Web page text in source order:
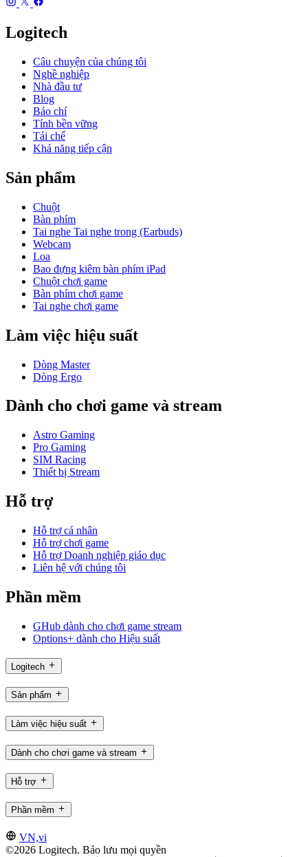
Logitech
Câu chuyện của chúng tôi
Nghề nghiệp
Nhà đầu tư
Blog
Báo chí
Tính bền vững
Tái chế
Khả năng tiếp cận
Sản phẩm
Chuột
Bàn phím
Tai nghe Tai nghe trong (Earbuds)
Webcam
Loa
Bao đựng kiêm bàn phím iPad
Chuột chơi game
Bàn phím chơi game
Tai nghe chơi game
Làm việc hiệu suất
Dòng Master
Dòng Ergo
Dành cho chơi game và stream
Astro Gaming
Pro Gaming
SIM Racing
Thiết bị Stream
Hỗ trợ
Hỗ trợ cá nhân
Hỗ trợ chơi game
Hỗ trợ Doanh nghiệp giáo dục
Liên hệ với chúng tôi
Phần mềm
GHub dành cho chơi game stream
Options+ dành cho Hiệu suất
Logitech
Sản phẩm
Làm việc hiệu suất
Dành cho chơi game và stream
Hỗ trợ
Phần mềm
VN,vi
©2026 Logitech. Bảo lưu mọi quyền